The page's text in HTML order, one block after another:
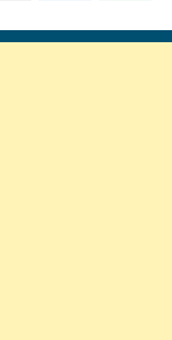
page page page